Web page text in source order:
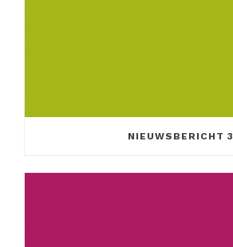
NIEUWSBERICHT 3